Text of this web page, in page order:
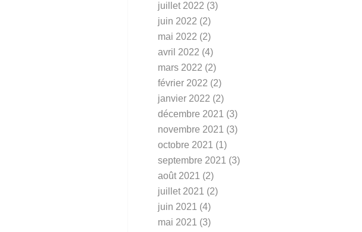
juillet 2022 (3)
juin 2022 (2)
mai 2022 (2)
avril 2022 (4)
mars 2022 (2)
février 2022 (2)
janvier 2022 (2)
décembre 2021 (3)
novembre 2021 (3)
octobre 2021 (1)
septembre 2021 (3)
août 2021 (2)
juillet 2021 (2)
juin 2021 (4)
mai 2021 (3)